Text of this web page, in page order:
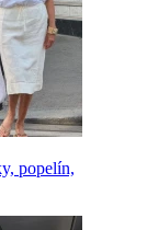
popelín,